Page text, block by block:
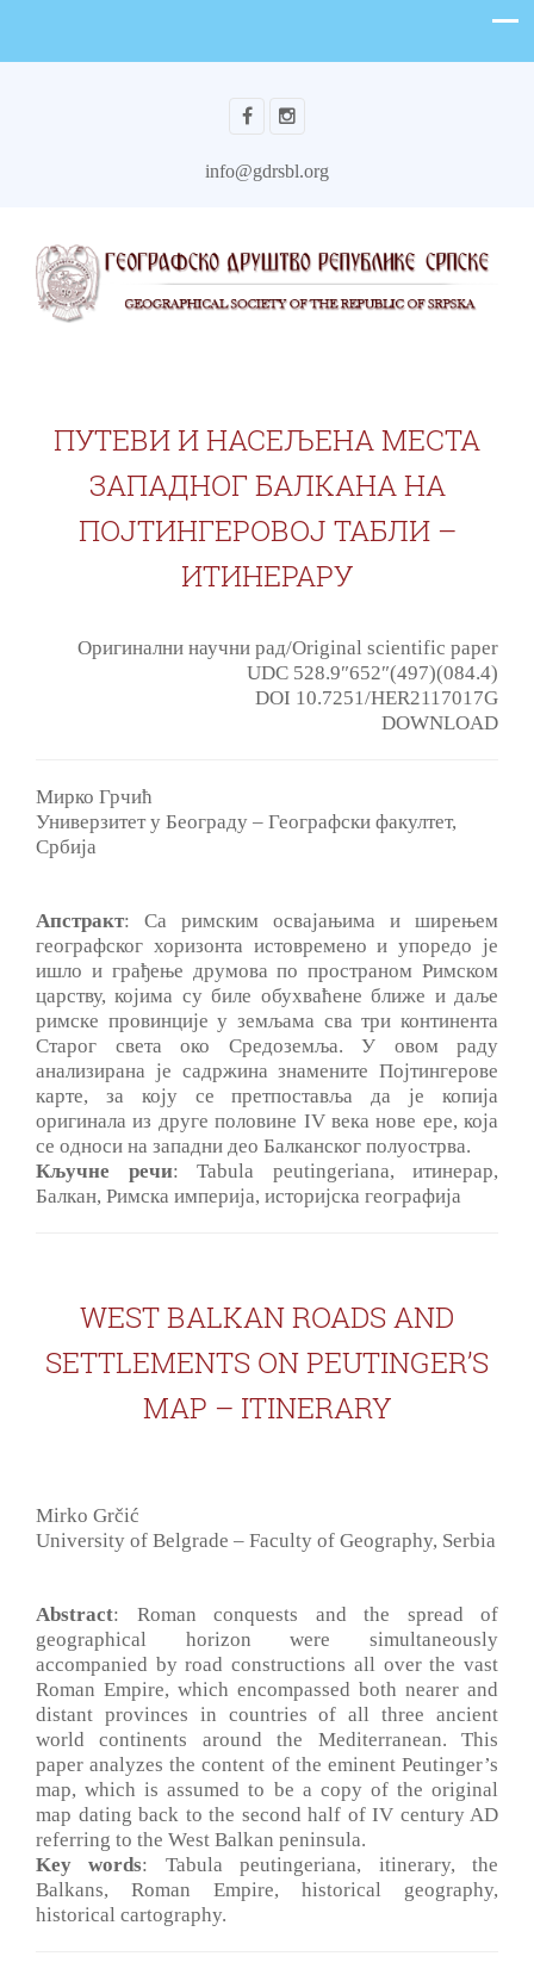
info@gdrsbl.org
ПУТЕВИ И НАСЕЉЕНА МЕСТА
ЗАПАДНОГ БАЛКАНА НА
ПОЈТИНГЕРОВОЈ ТАБЛИ –
ИТИНЕРАРУ
Оригинални научни рад/Original scientific paper
UDC 528.9″652″(497)(084.4)
DOI 10.7251/HER2117017G
DOWNLOAD
Мирко Грчић
Универзитет у Београду – Географски факултет,
Србија
Апстракт: Са римским освајањима и ширењем
географског хоризонта истовремено и упоредо је
ишло и грађење друмова по пространом Римском
царству, којима су биле обухваћене ближе и даље
римске провинције у земљама сва три континента
Старог света око Средоземља. У овом раду
анализирана је садржина знамените Појтингерове
карте, за коју се претпоставља да је копија
оригинала из друге половине IV века нове ере, која
се односи на западни део Балканског полуострва.
Кључне речи: Tabula peutingeriana, итинерар,
Балкан, Римска империја, историјска географија
WEST BALKAN ROADS AND
SETTLEMENTS ON PEUTINGER’S
MAP – ITINERARY
Mirko Grčić
University of Belgrade – Faculty of Geography, Serbia
Abstract: Roman conquests and the spread of
geographical horizon were simultaneously
accompanied by road constructions all over the vast
Roman Empire, which encompassed both nearer and
distant provinces in countries of all three ancient
world continents around the Mediterranean. This
paper analyzes the content of the eminent Peutinger’s
map, which is assumed to be a copy of the original
map dating back to the second half of IV century AD
referring to the West Balkan peninsula.
Key words: Tabula peutingeriana, itinerary, the
Balkans, Roman Empire, historical geography,
historical cartography.